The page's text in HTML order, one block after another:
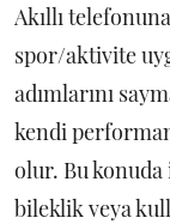
Akıllı
spor/aktivite
adımlarını
kendi
olur. Bu
bileklik veya